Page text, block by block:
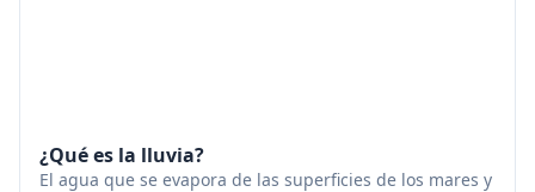
¿Qué es la lluvia?
El agua que se evapora de las superficies de los mares y